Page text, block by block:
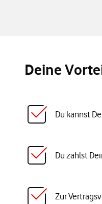
Deine
Du kannst
Du zahlst
Zur